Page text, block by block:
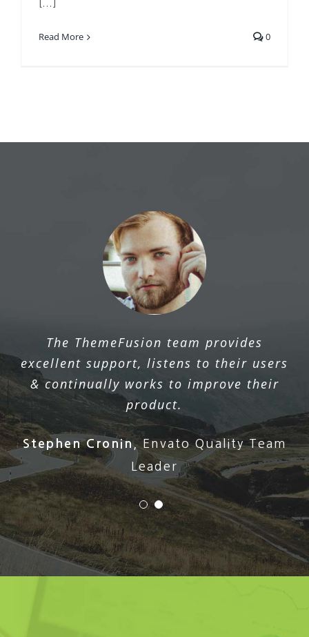
Read More 0
The ThemeFusion team provides
excellent support, listens to their users
& continually works to improve their
product.
Stephen Cronin,Envato Quality Team
Leader